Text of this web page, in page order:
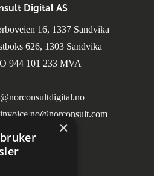
medier
Digital AS
16, 1337 Sandvika
626, 1303 Sandvika
944 101 233 MVA
invoice.no@norconsult.com
×